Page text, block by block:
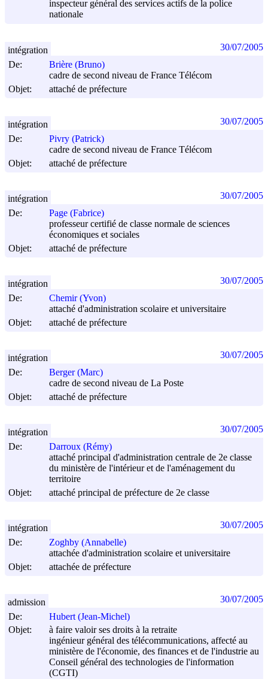
inspecteur général des services actifs de la police
nationale
De:
Brière (Bruno)
cadre de second niveau de France Télécom
Objet:
attaché de préfecture
intégration 30/07/2005
De:
Pivry (Patrick)
cadre de second niveau de France Télécom
Objet:
attaché de préfecture
intégration 30/07/2005
De:
Page (Fabrice)
professeur certifié de classe normale de sciences
économiques et sociales
Objet:
attaché de préfecture
intégration 30/07/2005
De:
Chemir (Yvon)
attaché d'administration scolaire et universitaire
Objet:
attaché de préfecture
intégration 30/07/2005
De:
Berger (Marc)
cadre de second niveau de La Poste
Objet:
attaché de préfecture
intégration 30/07/2005
De:
Darroux (Rémy)
attaché principal d'administration centrale de 2e classe
du ministère de l'intérieur et de l'aménagement du
territoire
Objet:
attaché principal de préfecture de 2e classe
intégration 30/07/2005
De:
Zoghby (Annabelle)
attachée d'administration scolaire et universitaire
Objet:
attachée de préfecture
intégration 30/07/2005
De:
Hubert (Jean-Michel)
Objet:
à faire valoir ses droits à la retraite
ingénieur général des télécommunications, affecté au
ministère de l'économie, des finances et de l'industrie au
Conseil général des technologies de l'information
(CGTI)
admission 30/07/2005